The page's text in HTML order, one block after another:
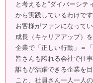
と考えると“ダイバーシテ
から実践しているわけです
お客様がファンになって
成長（キャリアアップ）
企業で「正しい行動」＝
皆さんも誇れる会社で仕
誰もが活躍できる企業を
こと、社員さん一人一人